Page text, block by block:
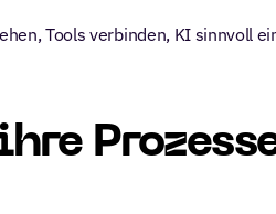
Tools verbinden, KI sinnvoll